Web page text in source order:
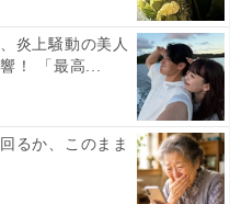
炎上騒動の美人
！ 「最高...
るか、このまま